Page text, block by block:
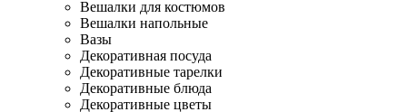
Вешалки для костюмов
Вешалки напольные
Вазы
Декоративная посуда
Декоративные тарелки
Декоративные блюда
Декоративные цветы